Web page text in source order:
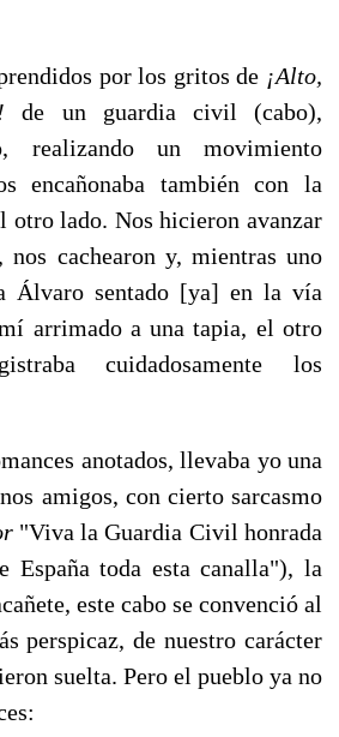
por los gritos de ¡Alto,
de un guardia civil (cabo),
realizando un movimiento
encañonaba también con la
otro lado. Nos hicieron avanzar
nos cachearon y, mientras uno
Álvaro sentado [ya] en la vía
arrimado a una tapia, el otro
cuidadosamente los
anotados, llevaba yo una
amigos, con cierto sarcasmo
"Viva la Guardia Civil honrada
España toda esta canalla"), la
este cabo se convenció al
pers­picaz, de nuestro carácter
suelta. Pero el pueblo ya no